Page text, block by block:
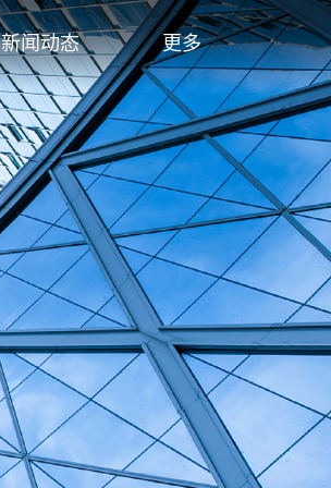
新闻动态 更多